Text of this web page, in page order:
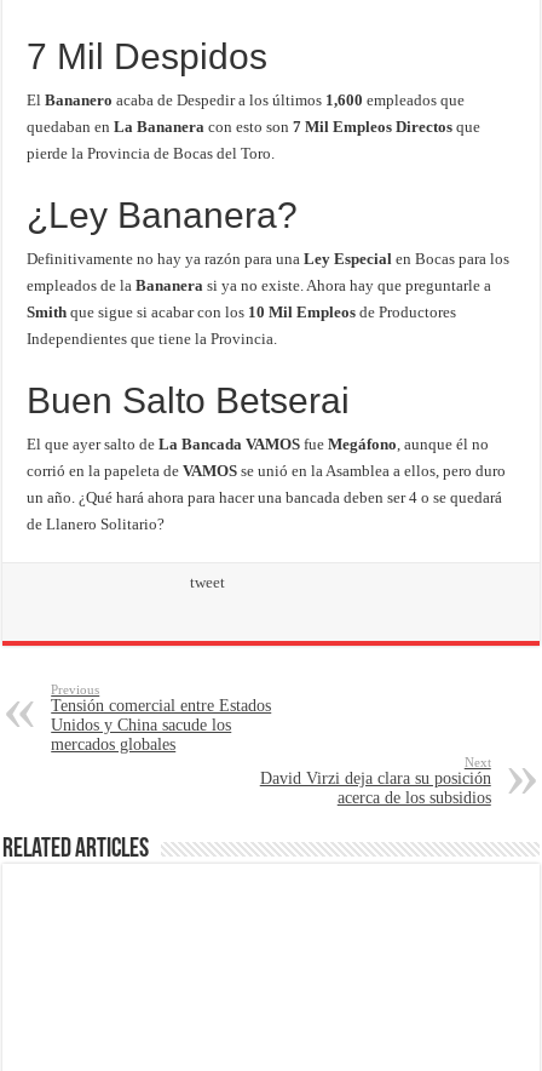
7 Mil Despidos
ElBananero acaba de Despedir a los últimos 1,600 empleados que
quedaban enLa Bananera con esto son7 Mil Empleos Directos que
pierde la Provincia de Bocas del Toro.
¿Ley Bananera?
Definitivamente no hay ya razón para unaLey Especial en Bocas para los
empleados de laBananera si ya no existe. Ahora hay que preguntarle a
Smith que sigue si acabar con los 10 Mil Empleos de Productores
Independientes que tiene la Provincia.
Buen Salto Betserai
El que ayer salto deLa Bancada VAMOS fueMegáfono , aunque él no
corrió en la papeleta deVAMOS se unió en la Asamblea a ellos, pero duro
un año. ¿Qué hará ahora para hacer una bancada deben ser 4 o se quedará
de Llanero Solitario?
tweet
Previous
Tensión comercial entre Estados
Unidos y China sacude los
mercados globales
Next
David Virzi deja clara su posición
acerca de los subsidios
Related Articles